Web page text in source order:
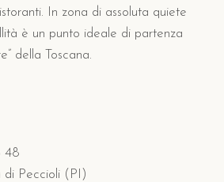
In zona di assoluta quiete
è un punto ideale di partenza
della Toscana.
48
di Peccioli (PI)